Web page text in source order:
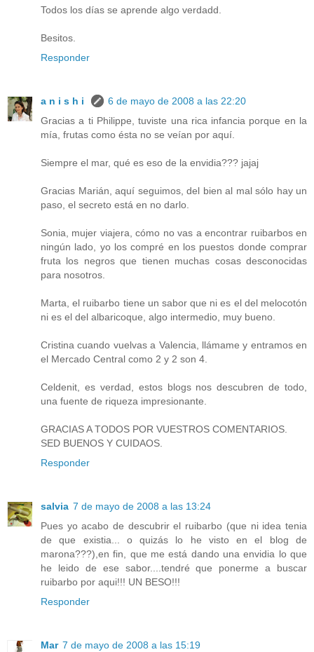
Todos los días se aprende algo verdadd.
Besitos.
Responder
a n i s h i
6 de mayo de 2008 a las 22:20
Gracias a ti Philippe, tuviste una rica infancia porque en la
mía, frutas como ésta no se veían por aquí.
Siempre el mar, qué es eso de la envidia??? jajaj
Gracias Marián, aquí seguimos, del bien al mal sólo hay un
paso, el secreto está en no darlo.
Sonia, mujer viajera, cómo no vas a encontrar ruibarbos en
ningún lado, yo los compré en los puestos donde comprar
fruta los negros que tienen muchas cosas desconocidas
para nosotros.
Marta, el ruibarbo tiene un sabor que ni es el del melocotón
ni es el del albaricoque, algo intermedio, muy bueno.
Cristina cuando vuelvas a Valencia, llámame y entramos en
el Mercado Central como 2 y 2 son 4.
Celdenit, es verdad, estos blogs nos descubren de todo,
una fuente de riqueza impresionante.
GRACIAS A TODOS POR VUESTROS COMENTARIOS.
SED BUENOS Y CUIDAOS.
Responder
salvia 7 de mayo de 2008 a las 13:24
Pues yo acabo de descubrir el ruibarbo (que ni idea tenia
de que existia... o quizás lo he visto en el blog de
marona???),en fin, que me está dando una envidia lo que
he leido de ese sabor....tendré que ponerme a buscar
ruibarbo por aqui!!! UN BESO!!!
Responder
Mar 7 de mayo de 2008 a las 15:19